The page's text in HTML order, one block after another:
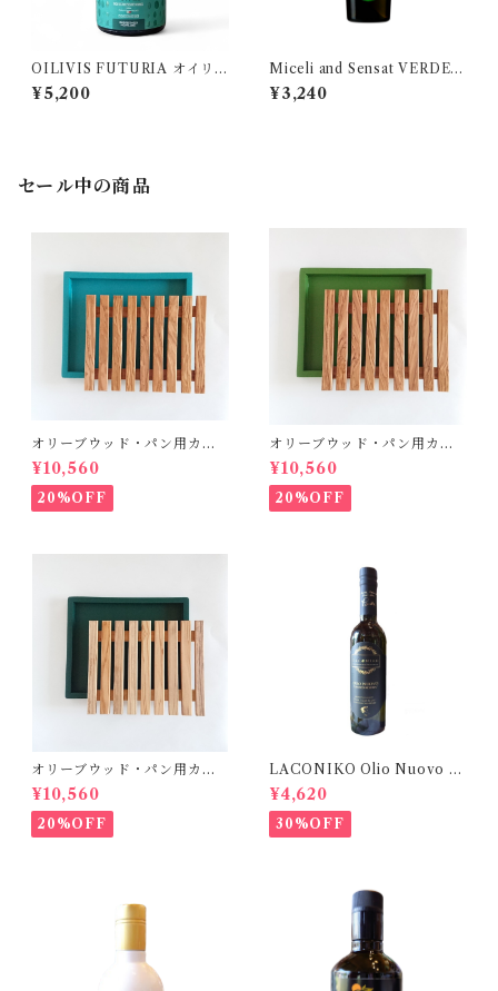
OILIVIS FUTURIA オイリヴ
ィス フトゥーリア 250ml
¥5,200
Miceli and Sensat VERDE I.
G.P. Bio 250 ミチェリ&セン
サット ヴェルデ
¥3,240
セール中の商品
オリーブウッド・パン用カッ
ティングボード【ブルー】
¥10,560
20%OFF
オリーブウッド・パン用カッ
ティングボード【グリーン】
¥10,560
20%OFF
オリーブウッド・パン用カッ
ティングボード【ダークグリ
ーン】
¥10,560
20%OFF
LACONIKO Olio Nuovo オ
リオ・ヌオーヴォ 375ml
¥4,620
30%OFF